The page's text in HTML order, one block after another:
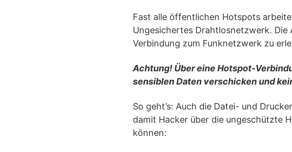
Fast alle öffentlichen Hotspots
Ungesichertes Drahtlosnetzwerk. Die
Verbindung zum Funknetzwerk zu
Achtung! Über eine Hotspot-
sensiblen Daten verschicken und
So geht’s: Auch die Datei- und
damit Hacker über die ungeschützte
können: